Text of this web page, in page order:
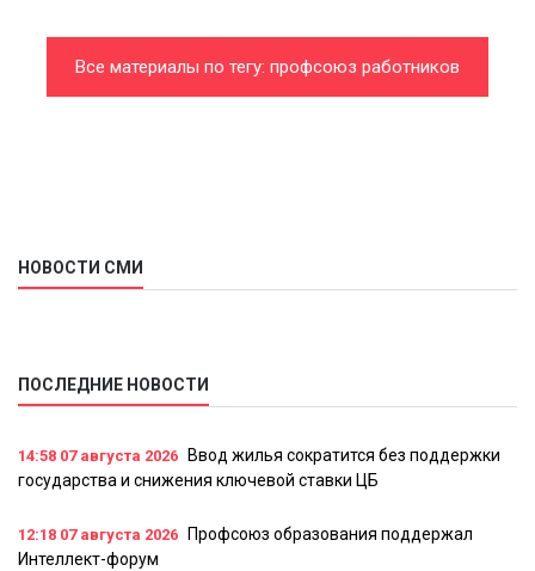
Все материалы по тегу: профсоюз работников
НОВОСТИ СМИ
ПОСЛЕДНИЕ НОВОСТИ
14:58 07 августа 2026
Ввод жилья сократится без поддержки
государства и снижения ключевой ставки ЦБ
12:18 07 августа 2026
Профсоюз образования поддержал
Интеллект-форум